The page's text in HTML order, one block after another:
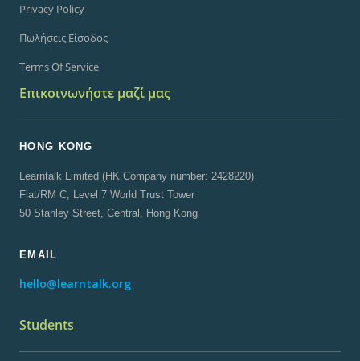
Privacy Policy
Πωλήσεις Είσοδος
Terms Of Service
Επικοινωνήστε μαζί μας
HONG KONG
Learntalk Limited (HK Company number: 2428220)
Flat/RM C, Level 7 World Trust Tower
50 Stanley Street, Central, Hong Kong
EMAIL
hello@learntalk.org
Students